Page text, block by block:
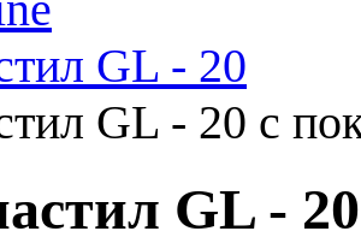
GL - 20
GL - 20 с
GL -